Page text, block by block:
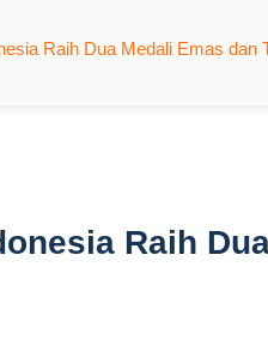
Raih Dua Medali Emas dan
Raih